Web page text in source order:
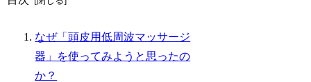
なぜ「頭皮用低周波マッサージ
器」を使ってみようと思ったの
か？